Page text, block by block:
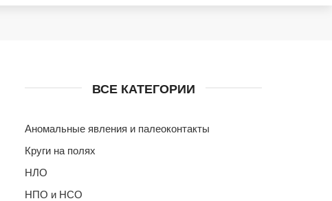
ВСЕ КАТЕГОРИИ
Аномальные явления и палеоконтакты
Круги на полях
НЛО
НПО и НСО